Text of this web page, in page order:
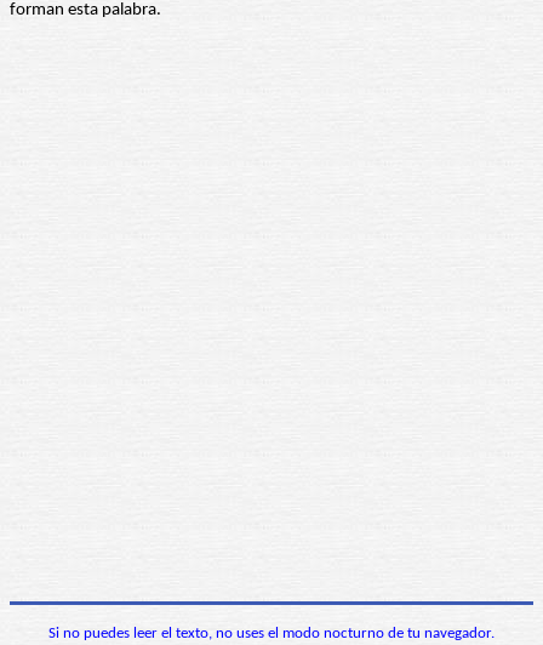
forman esta palabra.
Si no puedes leer el texto, no uses el modo nocturno de tu navegador.